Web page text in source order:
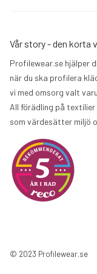
Vår story - den korta
Profilewear.se hjälper
när du ska profilera
vi med omsorg valt
All förädling på textilier
som värdesätter miljö
© 2023 Profilewear.se